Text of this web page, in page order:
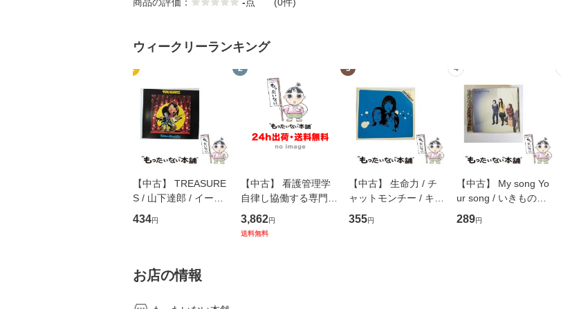
ウィークリーランキング
1
【中古】 TREASURE
S / 山下達郎 / イース
トウエスト・ジャパン
[CD]【メール便送料無
434円
2
【中古】 看護管理学
自律し協働する専門職
の看護マネジメントス
キル 改訂第3版 (看護
3,862円
送料無料
3
【中古】 生命力 / チ
ャットモンチー / キュ
ーンレコード [CD]
【メール便送料無料】
355円
4
【中古】 My song Yo
ur song / いきものが
かり / [CD]【メール便
送料無料】
289円
お店の情報